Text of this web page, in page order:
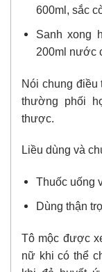
600ml, sắc
Sanh xong
200ml nước
Nói chung điều
thường phối
thược.
Liều dùng và
Thuốc uống
Dùng thận
Tô mộc được
nữ khi có thể